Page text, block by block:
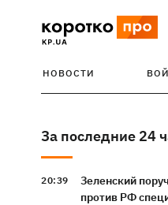
НОВОСТИ
За последние 24
20:39
Зеленский
против РФ